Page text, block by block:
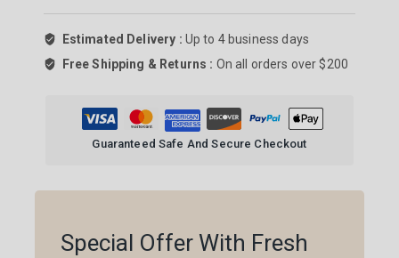
Special Offer With Fresh
Estimated Delivery : Up to 4 business days
Free Shipping & Returns : On all orders over $200
Guaranteed Safe And Secure Checkout